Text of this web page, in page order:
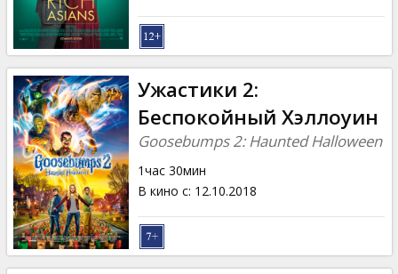
Ужастики 2:
Беспокойный Хэллоуин
Goosebumps 2: Haunted Halloween
1час 30мин
В кино с: 12.10.2018